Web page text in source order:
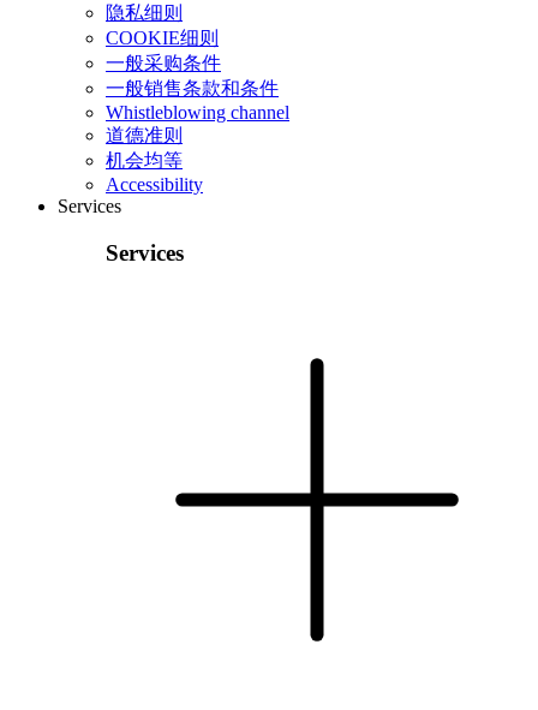
隐私细则
COOKIE细则
一般采购条件
一般销售条款和条件
Whistleblowing channel
道德准则
机会均等
Accessibility
Services
Services